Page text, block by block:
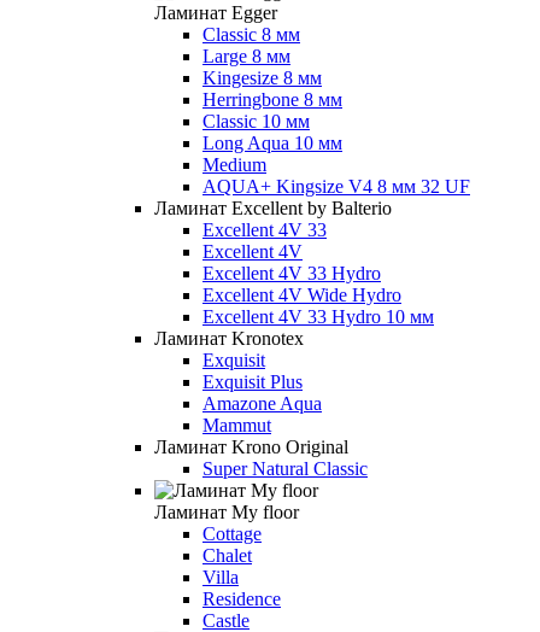
Ламинат Egger
Classic 8 мм
Large 8 мм
Kingesize 8 мм
Herringbone 8 мм
Classic 10 мм
Long Aqua 10 мм
Medium
AQUA+ Kingsize V4 8 мм 32 UF
Ламинат Excellent by Balterio
Excellent 4V 33
Excellent 4V
Excellent 4V 33 Hydro
Excellent 4V Wide Hydro
Excellent 4V 33 Hydro 10 мм
Ламинат Kronotex
Exquisit
Exquisit Plus
Amazone Aqua
Mammut
Ламинат Krono Original
Super Natural Classic
Ламинат My floor
Cottage
Chalet
Villa
Residence
Castle